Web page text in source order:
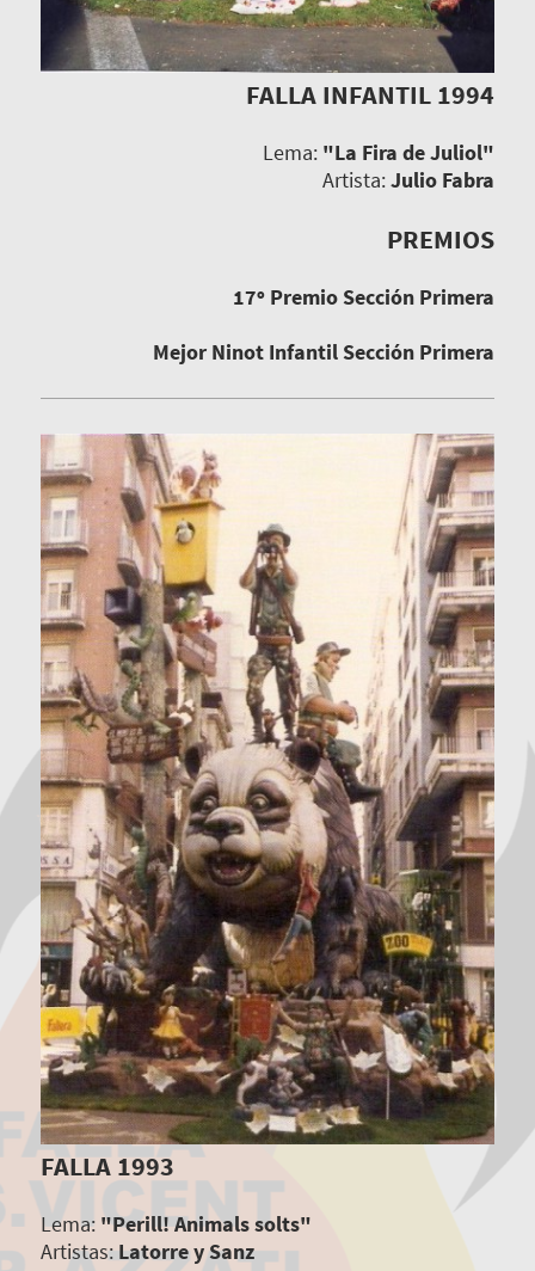
FALLA INFANTIL 1994
Lema: "La Fira de Juliol"
Artista:Julio Fabra
PREMIOS
17º Premio Sección Primera
Mejor Ninot Infantil Sección Primera
FALLA 1993
Lema: "Perill! Animals solts"
Artistas:Latorre y Sanz